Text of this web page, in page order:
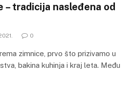
– tradicija nasleđena od
0
zimnice, prvo što prizivamo u
bakina kuhinja i kraj leta. Među